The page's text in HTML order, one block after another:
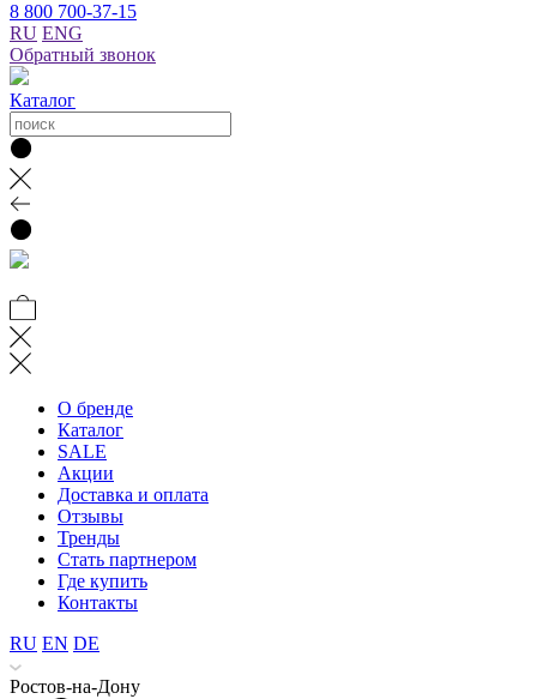
8 800 700-37-15
RU ENG
Обратный звонок
Каталог
О бренде
Каталог
SALE
Акции
Доставка и оплата
Отзывы
Тренды
Стать партнером
Где купить
Контакты
RU EN DE
Ростов-на-Дону